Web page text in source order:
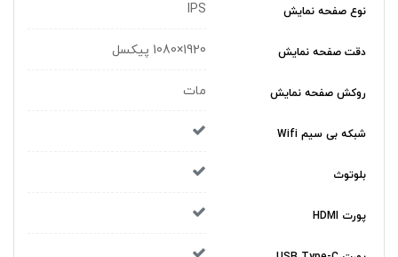
نوع صفحه نمایش IPS
دقت صفحه نمایش 1920×1080 پیکسل
روکش صفحه نمایش مات
شبکه بی سیم Wifi
بلوتوث
پورت HDMI